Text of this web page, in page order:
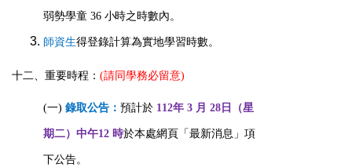
弱勢學童 36 小時之時數內。
師資生得登錄計算為實地學習時數。
十二、重要時程： (請同學務必留意)
(一) 錄取公告： 預計於 112年 3 月 28日（星
期二）中午12 時於本處網頁「最新消息」項
下公告。